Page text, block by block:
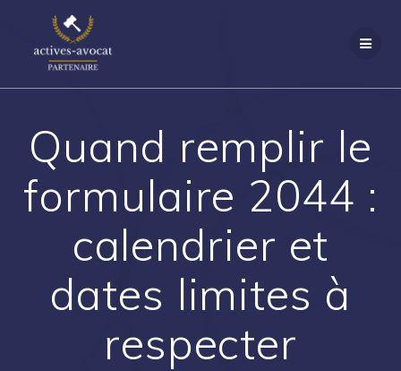
Quand remplir le
formulaire 2044 :
calendrier et
dates limites à
respecter